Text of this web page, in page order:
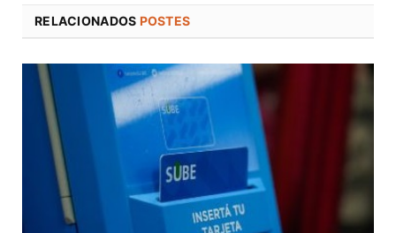
RELACIONADOS POSTES